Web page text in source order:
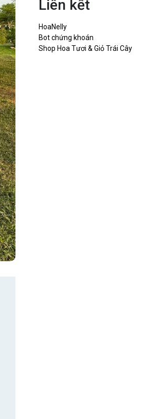
Liên kết
HoaNelly
Bot chứng khoán
Shop Hoa Tươi & Giỏ Trái Cây